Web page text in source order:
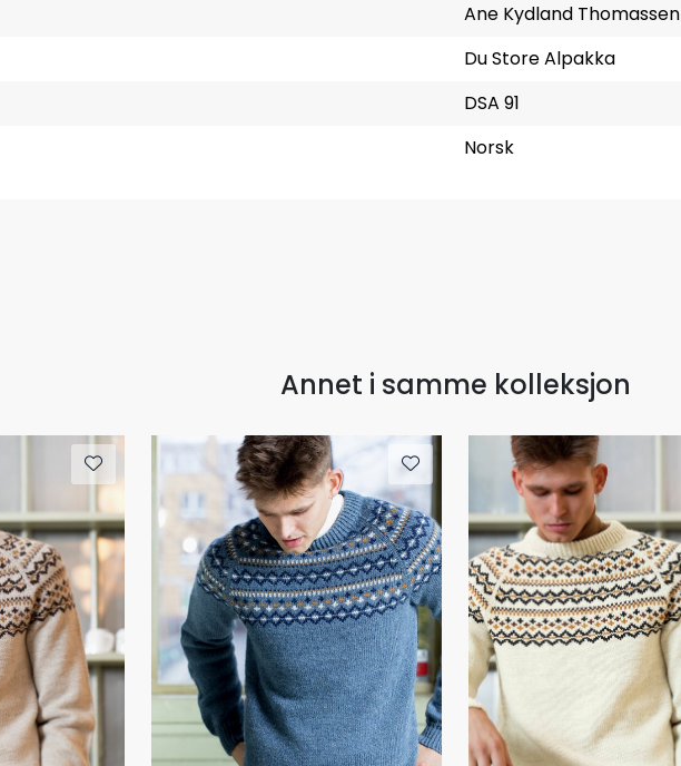
Ane Kydland Thomassen
Du Store Alpakka
DSA 91
Norsk
Annet i samme kolleksjon